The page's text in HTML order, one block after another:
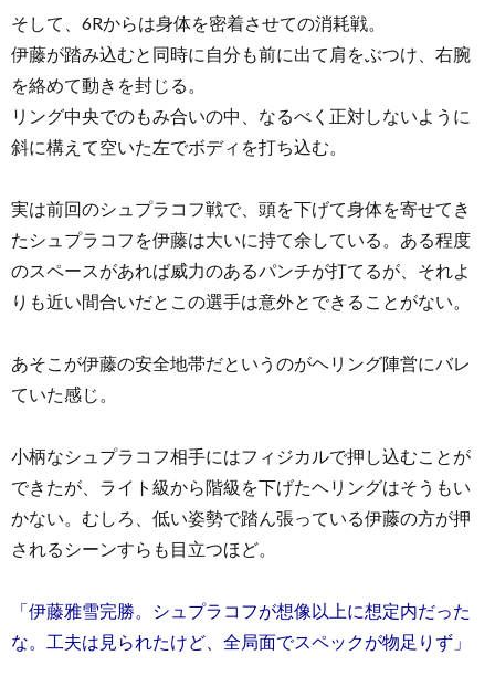
そして、6Rからは身体を密着させての消耗戦。
伊藤が踏み込むと同時に自分も前に出て肩をぶつけ、右腕
を絡めて動きを封じる。
リング中央でのもみ合いの中、なるべく正対しないように
斜に構えて空いた左でボディを打ち込む。
実は前回のシュプラコフ戦で、頭を下げて身体を寄せてき
たシュプラコフを伊藤は大いに持て余している。ある程度
のスペースがあれば威力のあるパンチが打てるが、それよ
りも近い間合いだとこの選手は意外とできることがない。
あそこが伊藤の安全地帯だというのがヘリング陣営にバレ
ていた感じ。
小柄なシュプラコフ相手にはフィジカルで押し込むことが
できたが、ライト級から階級を下げたヘリングはそうもい
かない。むしろ、低い姿勢で踏ん張っている伊藤の方が押
されるシーンすらも目立つほど。
「伊藤雅雪完勝。シュプラコフが想像以上に想定内だった
な。工夫は見られたけど、全局面でスペックが物足りず」